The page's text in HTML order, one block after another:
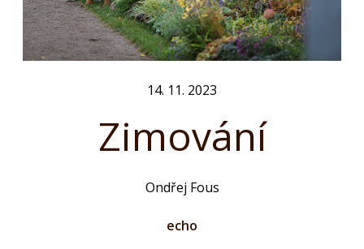
14. 11. 2023
Zimování
Ondřej Fous
echo